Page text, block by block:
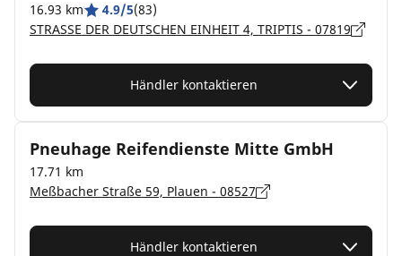
16.93 km 4.9/5(83)
STRASSE DER DEUTSCHEN EINHEIT 4, TRIPTIS - 07819
Händler kontaktieren
Pneuhage Reifendienste Mitte GmbH
17.71 km
Meßbacher Straße 59, Plauen - 08527
Händler kontaktieren